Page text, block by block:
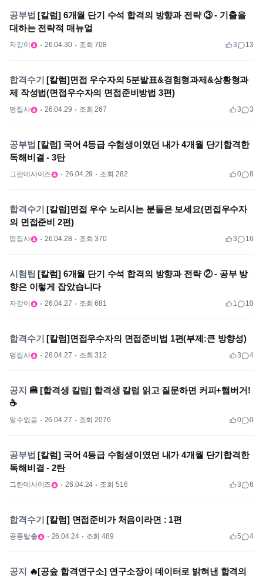
공부법 [칼럼] 6개월 단기 수석 합격의 방향과 전략 ③ - 기출을
대하는 전략적 매뉴얼
자강이 26.04.30 조회 708 3 13
합격수기 [칼럼]면접 우수자의 5분발표&경험형과제&상황형과
제 작성법(면접우수자의 면접준비방법 3편)
멍집사 26.04.29 조회 267 3 3
공부법 [칼럼] 국어 4등급 수험생이였던 내가 4개월 단기합격한
독해비결 - 3탄
그란데사이즈 26.04.29 조회 282 0 8
합격수기 [칼럼]면접 우수 노리시는 분들은 보세요(면접우수자
의 면접준비 2편)
멍집사 26.04.28 조회 370 3 16
시험팁 [칼럼] 6개월 단기 수석 합격의 방향과 전략 ② - 공부 방
향은 이렇게 잡았습니다
자강이 26.04.27 조회 681 1 10
합격수기 [칼럼]면접우수자의 면접준비법 1편(부제:큰 방향성)
멍집사 26.04.27 조회 312 3 4
공지 🍔 [합격생 칼럼] 합격생 칼럼 읽고 질문하면 커피+햄버거!
☕
알수없음 26.04.27 조회 2076 0 0
공부법 [칼럼] 국어 4등급 수험생이였던 내가 4개월 단기합격한
독해비결 - 2탄
그란데사이즈 26.04.24 조회 516 3 6
합격수기 [칼럼] 면접준비가 처음이라면 : 1편
공룡탈출 26.04.24 조회 489 5 4
공지
🔥[공숲 합격연구소] 연구소장이 데이터로 밝혀낸 합격의